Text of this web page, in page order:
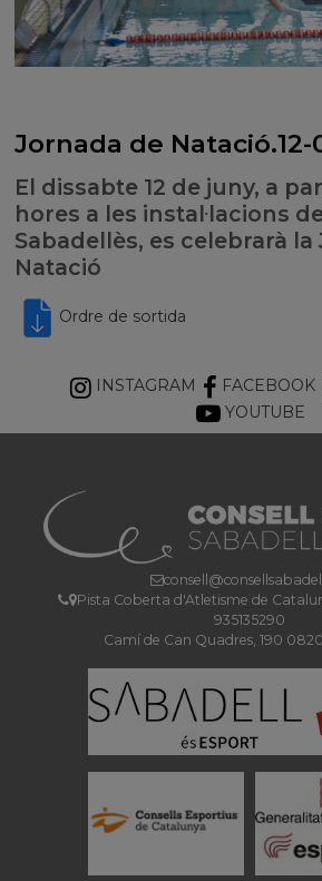
Jornada de Natació.12-
El dissabte 12 de juny, a
hores a les instal·lacions
Sabadellès, es celebrarà
Natació
Ordre de sortida
INSTAGRAM FACEBOOK
YOUTUBE
Pista Coberta d'Atletisme de
935135290
Camí de Can Quadres, 190